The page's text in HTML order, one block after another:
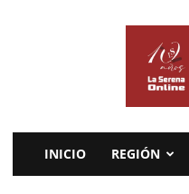
INICIO REGIÓN